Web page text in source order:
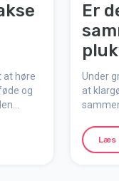
at høre
og
Det
Er
Under
at
Læs